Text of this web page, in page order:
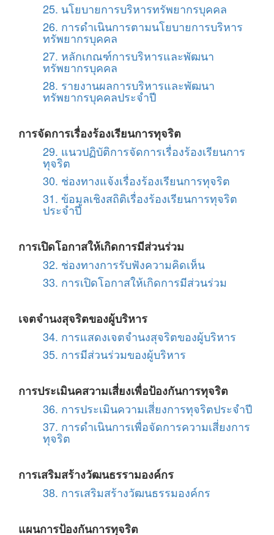
25. นโยบายการบริหารทรัพยากรบุคคล
26. การดำเนินการตามนโยบายการบริหาร
ทรัพยากรบุคคล
27. หลักเกณฑ์การบริหารและพัฒนา
ทรัพยากรบุคคล
28. รายงานผลการบริหารและพัฒนา
ทรัพยากรบุคคลประจำปี
การจัดการเรื่องร้องเรียนการทุจริต
29. แนวปฏิบัติการจัดการเรื่องร้องเรียนการ
ทุจริต
30. ช่องทางแจ้งเรื่องร้องเรียนการทุจริต
31. ข้อมูลเชิงสถิติเรื่องร้องเรียนการทุจริต
ประจำปี
การเปิดโอกาสให้เกิดการมีส่วนร่วม
32. ช่องทางการรับฟังความคิดเห็น
33. การเปิดโอกาสให้เกิดการมีส่วนร่วม
เจตจำนงสุจริตของผู้บริหาร
34. การแสดงเจตจำนงสุจริตของผู้บริหาร
35. การมีส่วนร่วมของผู้บริหาร
การประเมินคสวามเสี่ยงเพื่อป้องกันการทุจริต
36. การประเมินความเสี่ยงการทุจริตประจำปี
37. การดำเนินการเพื่อจัดการความเสี่ยงการ
ทุจริต
การเสริมสร้างวัฒนธรรามองค์กร
38. การเสริมสร้างวัฒนธรรมองค์กร
แผนการป้องกันการทุจริต